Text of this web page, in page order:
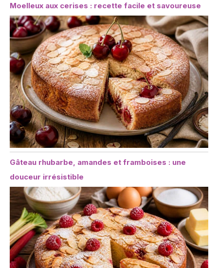
Moelleux aux cerises : recette facile et savoureuse
Gâteau rhubarbe, amandes et framboises : une
douceur irrésistible